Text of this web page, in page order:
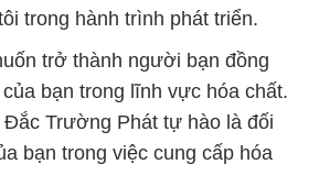
trong hành trình phát triển.
trở thành người bạn đồng
bạn trong lĩnh vực hóa chất.
Đắc Trường Phát tự hào là đối
bạn trong việc cung cấp hóa